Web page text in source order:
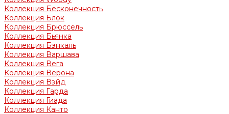
Коллекция Бесконечность
Коллекция Блок
Коллекция Брюссель
Коллекция Бьянка
Коллекция Бэнкаль
Коллекция Варшава
Коллекция Вега
Коллекция Верона
Коллекция Вэйд
Коллекция Гарда
Коллекция Гиада
Коллекция Канто